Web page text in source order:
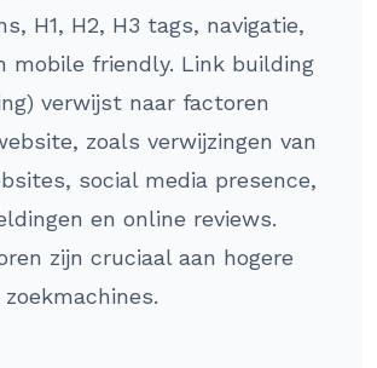
H1, H2, H3 tags, navigatie,
mobile friendly. Link building
verwijst naar factoren
zoals verwijzingen van
social media presence,
en online reviews.
zijn cruciaal aan hogere